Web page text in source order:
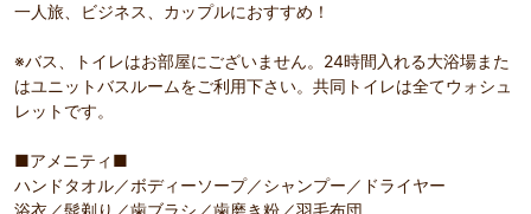
一人旅、ビジネス、カップルにおすすめ！
※バス、トイレはお部屋にございません。24時間入れる大浴場また
はユニットバスルームをご利用下さい。共同トイレは全てウォシュ
レットです。
■アメニティ■
ハンドタオル／ボディーソープ／シャンプー／ドライヤー
浴衣／髭剃り／歯ブラシ／歯磨き粉／羽毛布団